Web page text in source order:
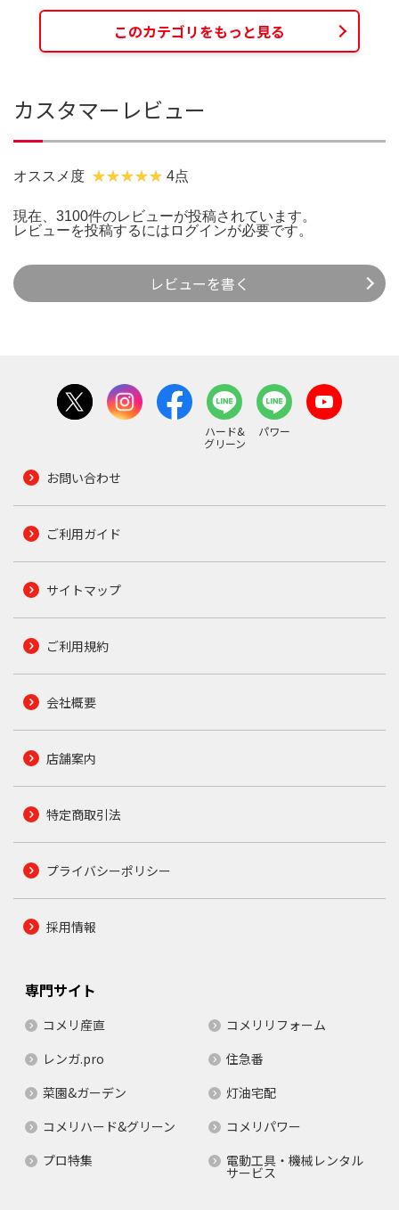
このカテゴリをもっと見る
カスタマーレビュー
オススメ度 4点
現在、3100件のレビューが投稿されています。
レビューを投稿するには ログインが必要です。
レビューを書く
ハード&
グリーン
パワー
お問い合わせ
ご利用ガイド
サイトマップ
ご利用規約
会社概要
店舗案内
特定商取引法
プライバシーポリシー
採用情報
専門サイト
コメリ産直
コメリリフォーム
レンガ.pro
住急番
菜園&ガーデン
灯油宅配
コメリハード&グリーン
コメリパワー
プロ特集
電動工具・機械レンタル
サービス